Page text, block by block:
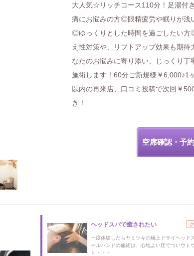
大人気☆リッチコース110分！足湯付
痛にお悩みの方◎眼精疲労や眠りが浅
◎ゆっくりとした時間を過ごしたい
え性対策や、リフトアップ効果も期待
なたのお悩みに寄り添い、じっくり丁
施術します！60分ご新規様￥6,000♪1
以内の再来店、口コミ投稿で次回￥
き！
空席確認・予
ヘッドスパで癒されたい
一度体験したらヤミツキの極上ドライヘッド
ールハンドの施術は、心地よい圧でついウト
ト・・・